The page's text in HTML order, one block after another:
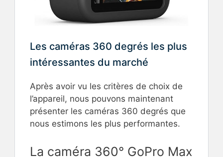
Les caméras 360 degrés les plus
intéressantes du marché
Après avoir vu les critères de choix de
l’appareil, nous pouvons maintenant
présenter les caméras 360 degrés que
nous estimons les plus performantes.
La caméra 360° GoPro Max